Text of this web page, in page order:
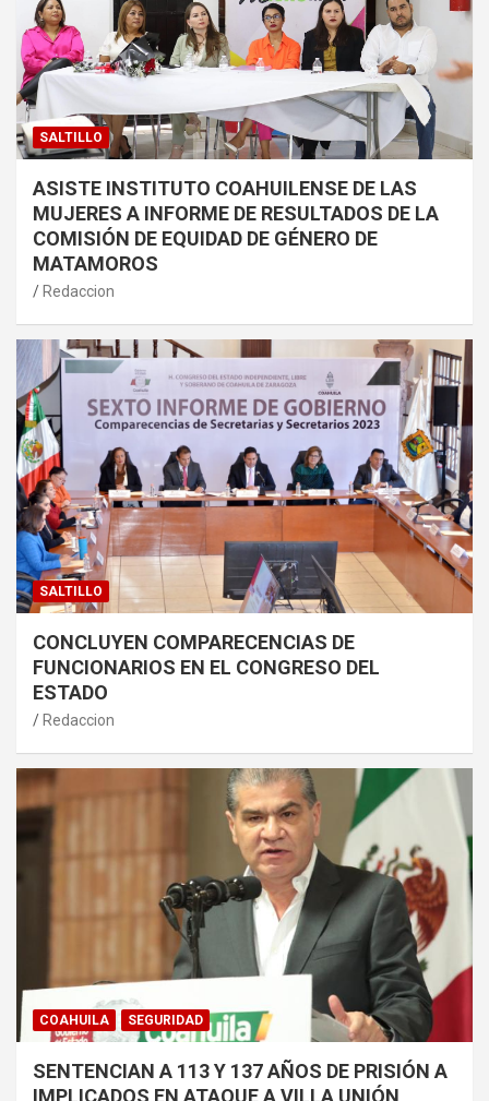
SALTILLO
ASISTE INSTITUTO COAHUILENSE DE LAS
MUJERES A INFORME DE RESULTADOS DE LA
COMISIÓN DE EQUIDAD DE GÉNERO DE
MATAMOROS
Redaccion
SALTILLO
CONCLUYEN COMPARECENCIAS DE
FUNCIONARIOS EN EL CONGRESO DEL
ESTADO
Redaccion
COAHUILA SEGURIDAD
SENTENCIAN A 113 Y 137 AÑOS DE PRISIÓN A
IMPLICADOS EN ATAQUE A VILLA UNIÓN